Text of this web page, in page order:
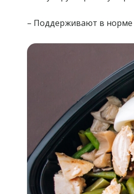
– Поддерживают в норме